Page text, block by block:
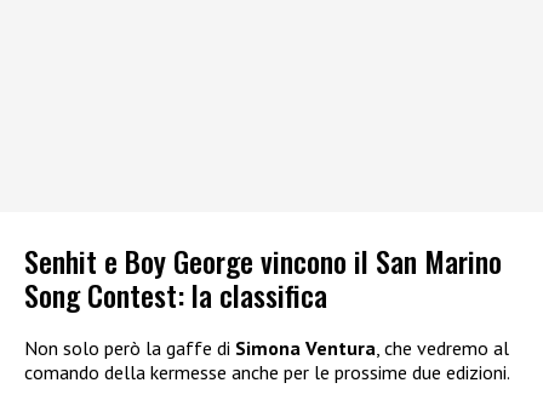
Senhit e Boy George vincono il San Marino
Song Contest: la classifica
Non solo però la gaffe di Simona Ventura, che vedremo al
comando della kermesse anche per le prossime due edizioni.